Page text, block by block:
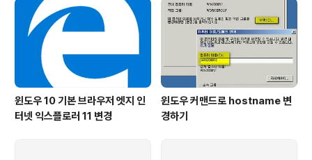
윈도우 10 기본 브라우저 엣지 인
터넷 익스플로러 11 변경
윈도우 커맨드로 hostname 변
경하기